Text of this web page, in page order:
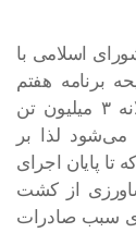
اسلامی با
برنامه هفتم
توسعه آمده است تأکید کرد: هم اکنون سالانه ۳ میلیون تن
لذا بر
پایان اجرای
کشاورزی از کشت
سبب صادرات